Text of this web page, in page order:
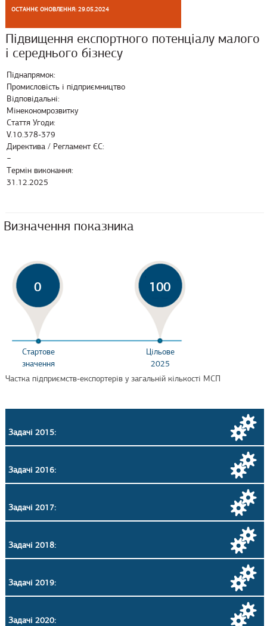
ОСТАННЄ ОНОВЛЕННЯ: 29.05.2024
Підвищення експортного потенціалу малого
і середнього бізнесу
Піднапрямок:
Промисловість і підприємництво
Відповідальні:
Мінекономрозвитку
Стаття Угоди:
V.10.378-379
Директива / Регламент ЄС:
−
Термін виконання:
31.12.2025
Визначення показника
0 100
Стартове
значення
Цільове
2025
Частка підприємств-експортерів у загальній кількості МСП
Задачі 2015:
Задачі 2016:
Задачі 2017:
Задачі 2018:
Задачі 2019:
Задачі 2020: